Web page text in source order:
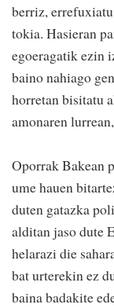
berriz,
tokia. Hasieran
egoeragatik ezin
baino nahiago
horretan bisitatu
amonaren
Oporrak Bakean
ume hauen
duten gatazka
alditan jaso dute
helarazi die
bat urterekin ez
baina badakite